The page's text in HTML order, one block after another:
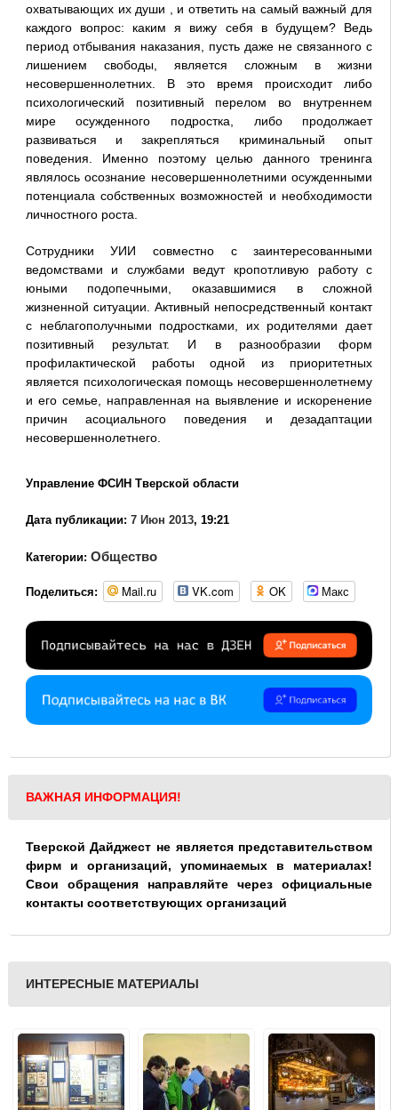
охватывающих их души , и ответить на самый важный для
каждого вопрос: каким я вижу себя в будущем? Ведь
период отбывания наказания, пусть даже не связанного с
лишением свободы, является сложным в жизни
несовершеннолетних. В это время происходит либо
психологический позитивный перелом во внутреннем
мире осужденного подростка, либо продолжает
развиваться и закрепляться криминальный опыт
поведения. Именно поэтому целью данного тренинга
являлось осознание несовершеннолетними осужденными
потенциала собственных возможностей и необходимости
личностного роста.
Сотрудники УИИ совместно с заинтересованными
ведомствами и службами ведут кропотливую работу с
юными подопечными, оказавшимися в сложной
жизненной ситуации. Активный непосредственный контакт
с неблагополучными подростками, их родителями дает
позитивный результат. И в разнообразии форм
профилактической работы одной из приоритетных
является психологическая помощь несовершеннолетнему
и его семье, направленная на выявление и искоренение
причин асоциального поведения и дезадаптации
несовершеннолетнего.
Управление ФСИН Тверской области
Дата публикации: 7 Июн 2013, 19:21
Категории: Общество
Поделиться: Mail.ru VK.com OK Макс
ВАЖНАЯ ИНФОРМАЦИЯ!
Тверской Дайджест не является представительством
фирм и организаций, упоминаемых в материалах!
Свои обращения направляйте через официальные
контакты соответствующих организаций
ИНТЕРЕСНЫЕ МАТЕРИАЛЫ